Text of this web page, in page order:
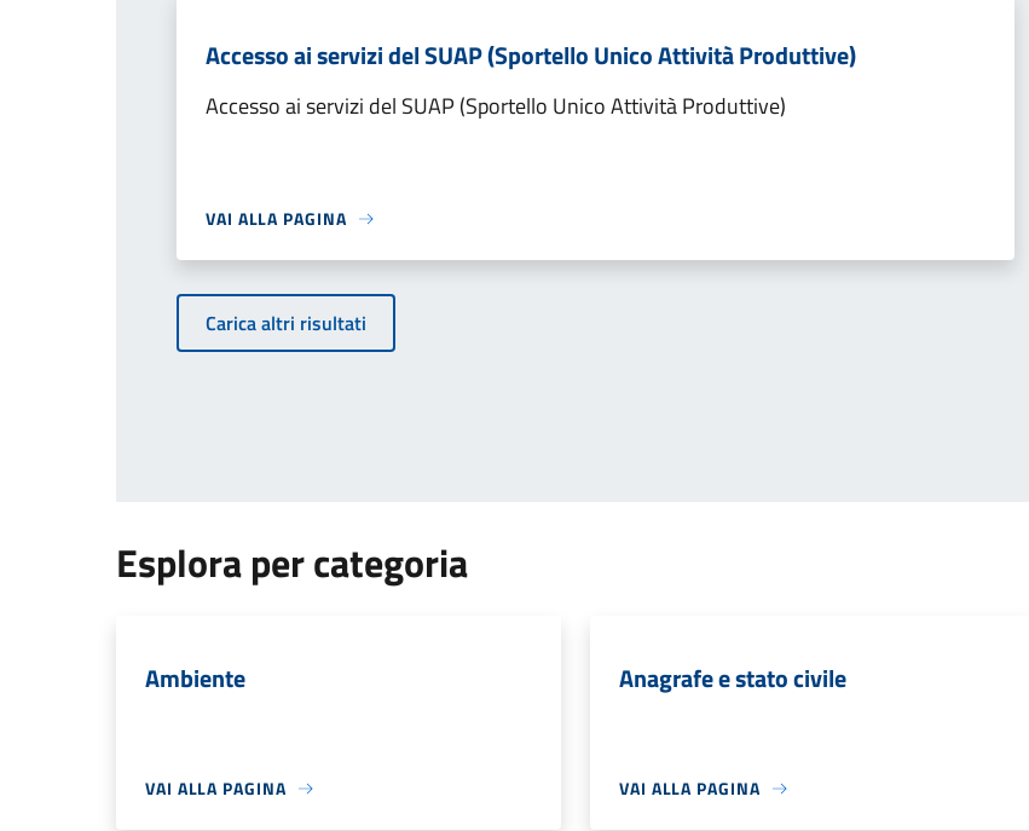
Accesso ai servizi del SUAP (Sportello Unico Attività Produttive)
Accesso ai servizi del SUAP (Sportello Unico Attività Produttive)
VAI ALLA PAGINA
Carica altri risultati
Esplora per categoria
Ambiente
VAI ALLA PAGINA
Anagrafe e stato civile
VAI ALLA PAGINA